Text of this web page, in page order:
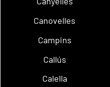
Canovelles
Campins
Callús
Calella